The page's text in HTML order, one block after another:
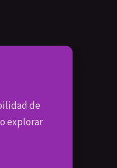
de
explorar